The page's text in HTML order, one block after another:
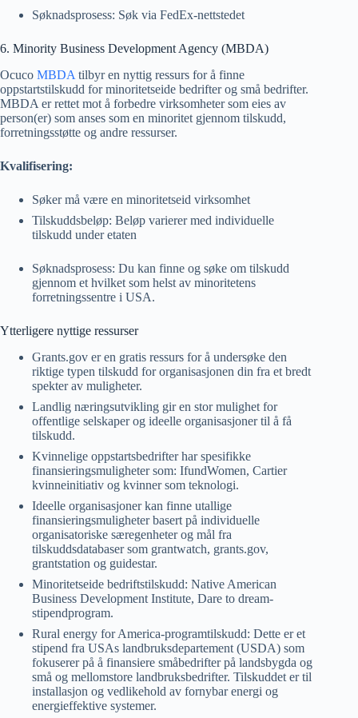
Søknadsprosess: Søk via FedEx-nettstedet
6. Minority Business Development Agency (MBDA)
Ocuco MBDA tilbyr en nyttig ressurs for å finne
oppstartstilskudd for minoritetseide bedrifter og små bedrifter.
MBDA er rettet mot å forbedre virksomheter som eies av
person(er) som anses som en minoritet gjennom tilskudd,
forretningsstøtte og andre ressurser.
Kvalifisering:
Søker må være en minoritetseid virksomhet
Tilskuddsbeløp: Beløp varierer med individuelle
tilskudd under etaten
Søknadsprosess: Du kan finne og søke om tilskudd
gjennom et hvilket som helst av minoritetens
forretningssentre i USA.
Ytterligere nyttige ressurser
Grants.gov er en gratis ressurs for å undersøke den
riktige typen tilskudd for organisasjonen din fra et bredt
spekter av muligheter.
Landlig næringsutvikling gir en stor mulighet for
offentlige selskaper og ideelle organisasjoner til å få
tilskudd.
Kvinnelige oppstartsbedrifter har spesifikke
finansieringsmuligheter som: IfundWomen, Cartier
kvinneinitiativ og kvinner som teknologi.
Ideelle organisasjoner kan finne utallige
finansieringsmuligheter basert på individuelle
organisatoriske særegenheter og mål fra
tilskuddsdatabaser som grantwatch, grants.gov,
grantstation og guidestar.
Minoritetseide bedriftstilskudd: Native American
Business Development Institute, Dare to dream-
stipendprogram.
Rural energy for America-programtilskudd: Dette er et
stipend fra USAs landbruksdepartement (USDA) som
fokuserer på å finansiere småbedrifter på landsbygda og
små og mellomstore landbruksbedrifter. Tilskuddet er til
installasjon og vedlikehold av fornybar energi og
energieffektive systemer.